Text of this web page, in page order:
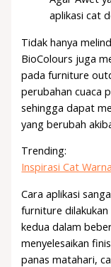
aplikasi cat
Tidak hanya
BioColours juga
pada furniture
perubahan cuaca
sehingga dapat
yang berubah
Trending:
Inspirasi Cat
Cara aplikasi
furniture
kedua dalam
menyelesaikan
panas matahari,